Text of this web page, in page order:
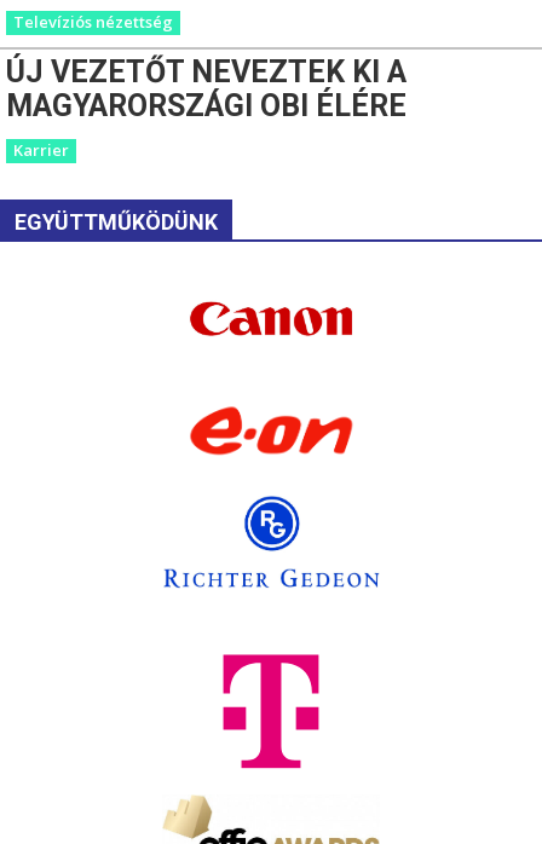
Televíziós nézettség
ÚJ VEZETŐT NEVEZTEK KI A
MAGYARORSZÁGI OBI ÉLÉRE
Karrier
EGYÜTTMŰKÖDÜNK